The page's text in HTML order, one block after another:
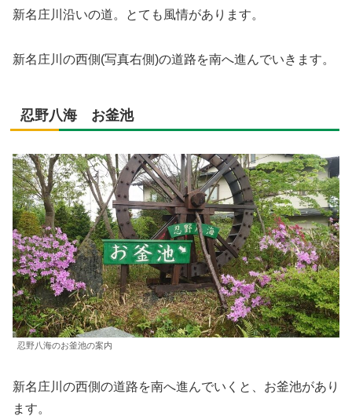
新名庄川沿いの道。とても風情があります。
新名庄川の西側(写真右側)の道路を南へ進んでいきます。
忍野八海 お釜池
忍野八海のお釜池の案内
新名庄川の西側の道路を南へ進んでいくと、お釜池があり
ます。